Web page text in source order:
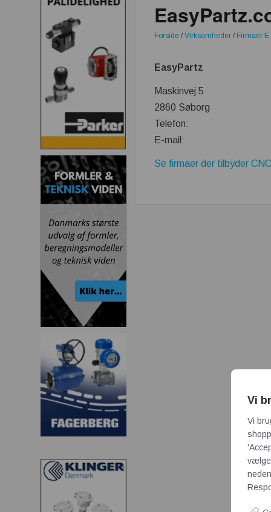
Forside /Virksomheder / Firmaer E
EasyPartz
Maskinvej 5
2860 Søborg
Telefon:
E-mail:
Se firmaer der tilbyder
Vi
Vi